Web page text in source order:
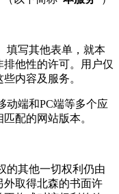
填写其他表单，就本
他性的许可。用户仅
内容及服务。
动端和PC端等多个应
配的网站版本。
的其他一切权利仍由
外取得北森的书面许